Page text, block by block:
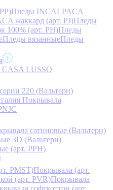
Пледы INCALPACA
жаккард (арт. PJ)Пледы
100% (арт. PH)Пледы
Пледы вязанныеПледы
LUSSO
220 (Вальтери)
Покрывала
сатиновые (Вальтери)
3D (Вальтери)
(арт. PPH)
PMST)Покрывала (арт.
(арт. PVR)Покрывала